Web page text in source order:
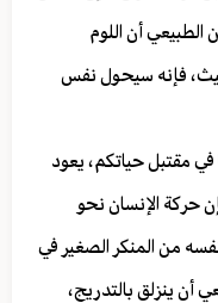
الطبيعي أن اللوم
فإنه سيحول نفس
في مقتبل حياتكم، يعود
حركة الإنسان نحو
من المنكر الصغير في
أن ينزلق بالتدريج،